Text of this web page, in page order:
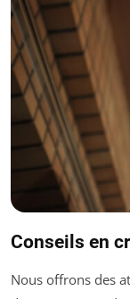
Conseils en
Nous offrons des